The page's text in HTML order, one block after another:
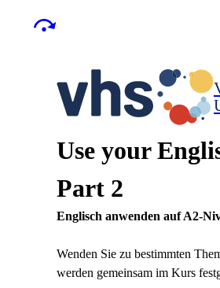
Use your
Part 2
Englisch anwenden auf A2-
Wenden Sie zu bestimmten
werden gemeinsam im Kurs